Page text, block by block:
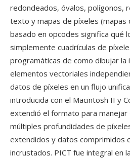
redondeados, óvalos, polígonos,
texto y mapas de píxeles (mapas
basado en opcodes significa qué
simplemente cuadrículas de
programáticas de como dibujar la
elementos vectoriales
datos de píxeles en un flujo
introducida con el Macintosh II y
extendió el formato para
múltiples profundidades de
extendidos y datos comprimidos
incrustados. PICT fue integral en